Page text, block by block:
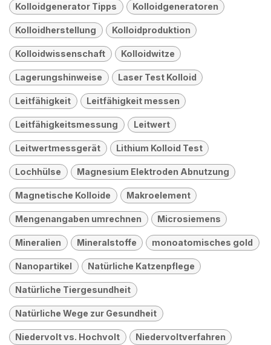
Kolloidgenerator Tipps Kolloidgeneratoren
Kolloidherstellung Kolloidproduktion
Kolloidwissenschaft Kolloidwitze
Lagerungshinweise Laser Test Kolloid
Leitfähigkeit Leitfähigkeit messen
Leitfähigkeitsmessung Leitwert
Leitwertmessgerät Lithium Kolloid Test
Lochhülse Magnesium Elektroden Abnutzung
Magnetische Kolloide Makroelement
Mengenangaben umrechnen Microsiemens
Mineralien Mineralstoffe monoatomisches gold
Nanopartikel Natürliche Katzenpflege
Natürliche Tiergesundheit
Natürliche Wege zur Gesundheit
Niedervolt vs. Hochvolt Niedervoltverfahren